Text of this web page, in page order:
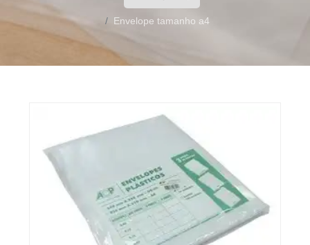
Envelope tamanho a4